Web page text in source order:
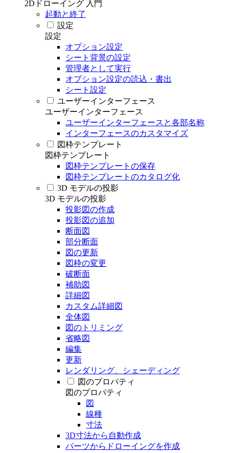
2Dドローイング 入門
起動と終了
設定
設定
オプション設定
シート背景の設定
管理者として実行
オプション設定の読込・書出
シート設定
ユーザーインターフェース
ユーザーインターフェース
ユーザーインターフェースと各部名称
インターフェースのカスタマイズ
図枠テンプレート
図枠テンプレート
図枠テンプレートの保存
図枠テンプレートのカタログ化
3D モデルの投影
3D モデルの投影
投影図の作成
投影図の追加
断面図
部分断面
図の更新
図枠の変更
破断面
補助図
詳細図
カスタム詳細図
全体図
図のトリミング
省略図
編集
更新
レンダリング、シェーディング
図のプロパティ
図のプロパティ
図
線種
寸法
3D寸法から自動作成
パーツからドローイングを作成